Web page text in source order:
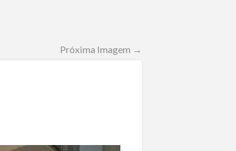
Próxima Imagem →